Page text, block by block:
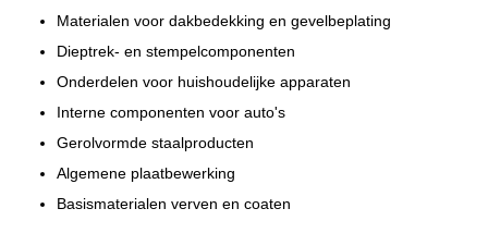
Materialen voor dakbedekking en gevelbeplating
Dieptrek- en stempelcomponenten
Onderdelen voor huishoudelijke apparaten
Interne componenten voor auto's
Gerolvormde staalproducten
Algemene plaatbewerking
Basismaterialen verven en coaten